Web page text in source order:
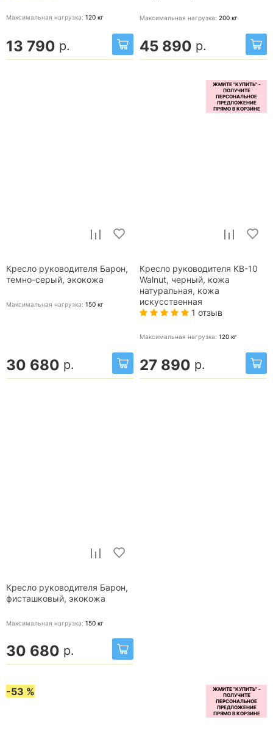
Максимальная нагрузка: 120 кг
13 790 р.
Максимальная нагрузка: 200 кг
45 890 р.
Кресло руководителя Барон,
темно-серый, экокожа
Максимальная нагрузка: 150 кг
30 680 р.
Кресло руководителя KB-10
Walnut, черный, кожа
натуральная, кожа
искусственная
1 отзыв
Максимальная нагрузка: 120 кг
27 890 р.
Кресло руководителя Барон,
фисташковый, экокожа
Максимальная нагрузка: 150 кг
30 680 р.
-53 %